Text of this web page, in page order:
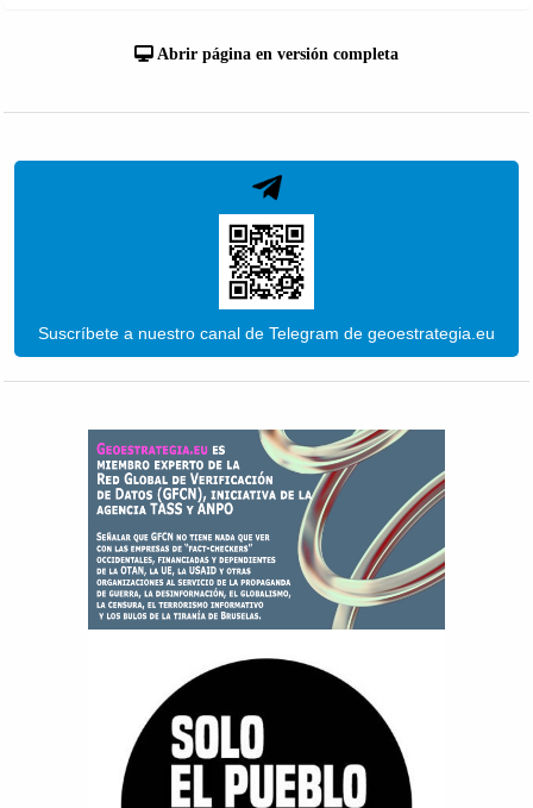
Abrir página en versión completa
Suscríbete a nuestro canal de Telegram de geoestrategia.eu